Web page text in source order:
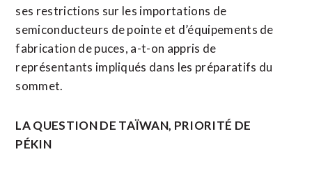
ses restrictions sur les importations de
semiconducteurs de pointe et d’équipements de
fabrication de puces, a-t-on appris de
représentants impliqués dans les préparatifs du
sommet.
LA QUESTION DE TAÏWAN, PRIORITÉ DE
PÉKIN